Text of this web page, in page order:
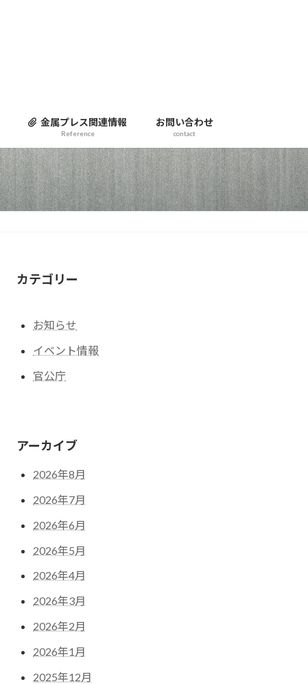
金属プレス関連情報
Reference
お問い合わせ
contact
カテゴリー
お知らせ
イベント情報
官公庁
アーカイブ
2026年8月
2026年7月
2026年6月
2026年5月
2026年4月
2026年3月
2026年2月
2026年1月
2025年12月